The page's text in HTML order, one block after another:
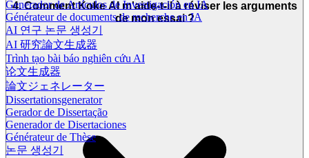
Generador de Artículos de Investigación en IA
Générateur de documents de recherche en IA
AI 연구 논문 생성기
AI 研究論文生成器
Trình tạo bài báo nghiên cứu AI
论文生成器
論文ジェネレーター
Dissertationsgenerator
Gerador de Dissertação
Generador de Disertaciones
Générateur de Thèse
논문 생성기
4. Comment Koke AI m'aide-t-il à réviser les arguments
de mon essai ?